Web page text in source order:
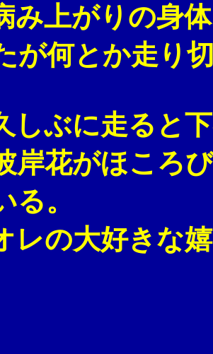
がりの身体に
が何とか走り
に走ると下界
岸花がほころ
る。
大好きな嬉